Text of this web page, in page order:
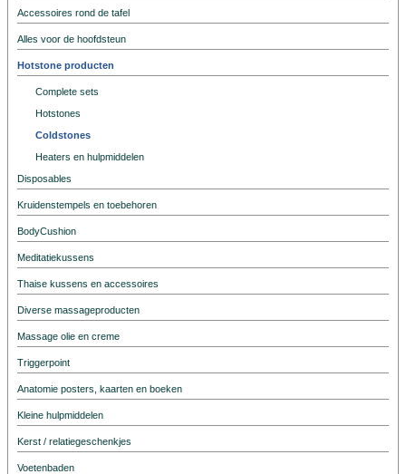
Accessoires rond de tafel
Alles voor de hoofdsteun
Hotstone producten
Complete sets
Hotstones
Coldstones
Heaters en hulpmiddelen
Disposables
Kruidenstempels en toebehoren
BodyCushion
Meditatiekussens
Thaise kussens en accessoires
Diverse massageproducten
Massage olie en creme
Triggerpoint
Anatomie posters, kaarten en boeken
Kleine hulpmiddelen
Kerst / relatiegeschenkjes
Voetenbaden